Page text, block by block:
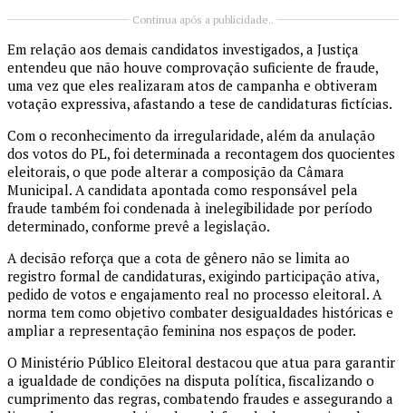
Continua após a publicidade..
Em relação aos demais candidatos investigados, a Justiça
entendeu que não houve comprovação suficiente de fraude,
uma vez que eles realizaram atos de campanha e obtiveram
votação expressiva, afastando a tese de candidaturas fictícias.
Com o reconhecimento da irregularidade, além da anulação
dos votos do PL, foi determinada a recontagem dos quocientes
eleitorais, o que pode alterar a composição da Câmara
Municipal. A candidata apontada como responsável pela
fraude também foi condenada à inelegibilidade por período
determinado, conforme prevê a legislação.
A decisão reforça que a cota de gênero não se limita ao
registro formal de candidaturas, exigindo participação ativa,
pedido de votos e engajamento real no processo eleitoral. A
norma tem como objetivo combater desigualdades históricas e
ampliar a representação feminina nos espaços de poder.
O Ministério Público Eleitoral destacou que atua para garantir
a igualdade de condições na disputa política, fiscalizando o
cumprimento das regras, combatendo fraudes e assegurando a